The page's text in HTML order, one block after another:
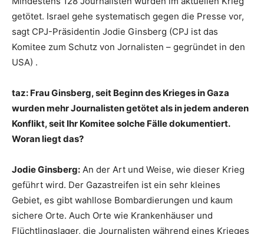
getötet. Israel gehe systematisch gegen die Presse vor,
sagt CPJ-Präsidentin Jodie Ginsberg (CPJ ist das
Komitee zum Schutz von Jornalisten – gegründet in den
USA) .
taz: Frau Ginsberg, seit Beginn des Krieges in Gaza
wurden mehr Journalisten getötet als in jedem anderen
Konflikt, seit Ihr Komitee solche Fälle dokumentiert.
Woran liegt das?
Jodie Ginsberg: An der Art und Weise, wie dieser Krieg
geführt wird. Der Gazastreifen ist ein sehr kleines
Gebiet, es gibt wahllose Bombardierungen und kaum
sichere Orte. Auch Orte wie Krankenhäuser und
Flüchtlingslager, die Journalisten während eines Krieges